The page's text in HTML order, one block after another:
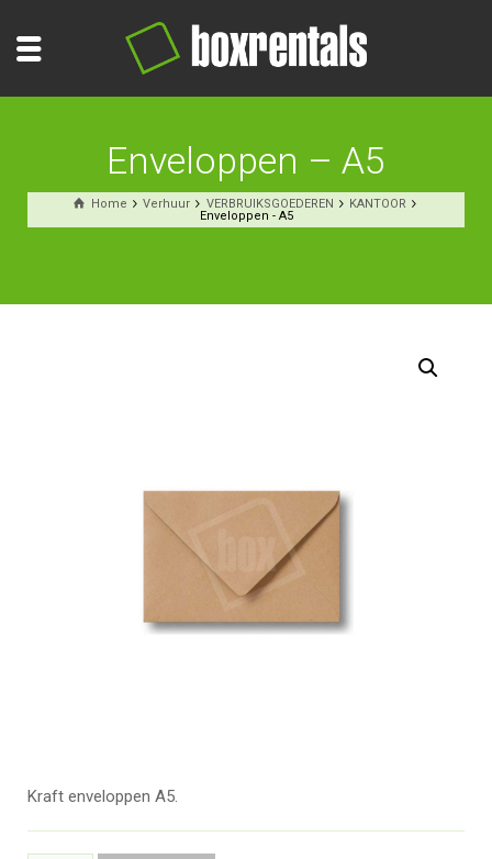
Enveloppen – A5
Home Verhuur VERBRUIKSGOEDEREN
KANTOOR
Enveloppen - A5
Kraft enveloppen A5.